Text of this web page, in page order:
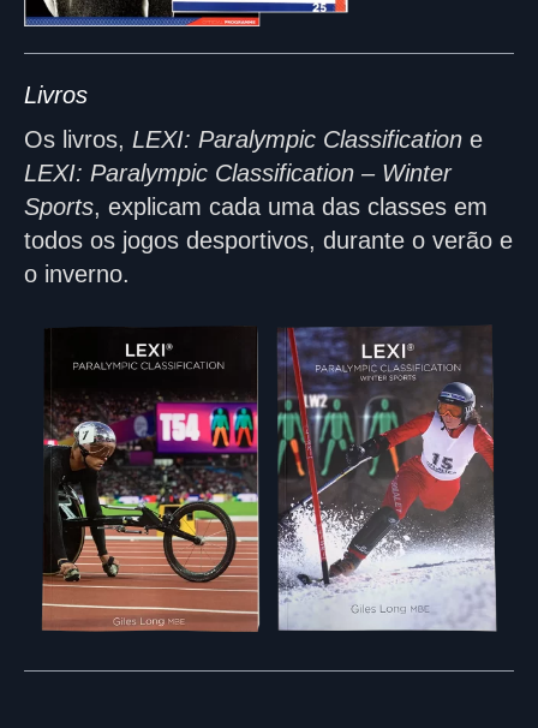
Livros
Os livros, LEXI: Paralympic Classification e
LEXI: Paralympic Classification – Winter
Sports, explicam cada uma das classes em
todos os jogos desportivos, durante o verão e
o inverno.